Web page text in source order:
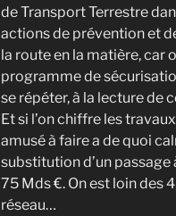
de Transport Terrestre
actions de prévention et
la route en la matière, car
programme de
se répéter, à la lecture de
Et si l’on chiffre les
amusé à faire a de quoi
substitution d’un passage
75 Mds €. On est loin des
réseau…